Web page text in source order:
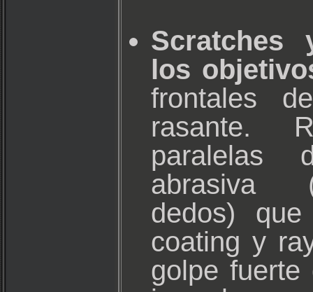
Scratches
los
frontales
rasante.
paralelas
abrasiva
dedos)
coating y
golpe fuerte